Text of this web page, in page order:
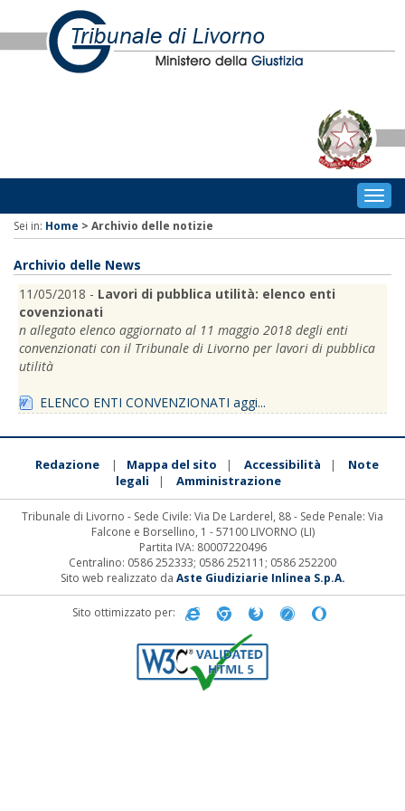
Sei in: Home > Archivio delle notizie
Archivio delle News
11/05/2018 - Lavori di pubblica utilità: elenco enti
covenzionati
n allegato elenco aggiornato al 11 maggio 2018 degli enti
convenzionati con il Tribunale di Livorno per lavori di pubblica
utilità
ELENCO ENTI CONVENZIONATI aggi...
Redazione | Mappa del sito | Accessibilità |
Note
legali
| Amministrazione
Tribunale di Livorno - Sede Civile: Via De Larderel, 88 - Sede Penale: Via
Falcone e Borsellino, 1 - 57100 LIVORNO (LI)
Partita IVA: 80007220496
Centralino: 0586 252333; 0586 252111; 0586 252200
Sito web realizzato da Aste Giudiziarie Inlinea S.p.A.
Sito ottimizzato per: